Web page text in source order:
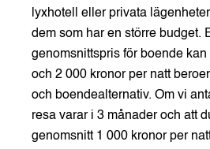
lyxhotell eller privata
dem som har en större budget.
genomsnittspris för boende
och 2 000 kronor per natt
och boendealternativ. Om vi
resa varar i 3 månader och att
genomsnitt 1 000 kronor per